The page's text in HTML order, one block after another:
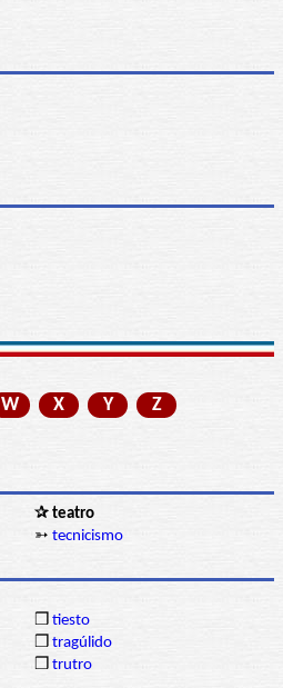
W X Y Z
✰ teatro
➳ tecnicismo
❒ tiesto
❒ tragúlido
❒ trutro